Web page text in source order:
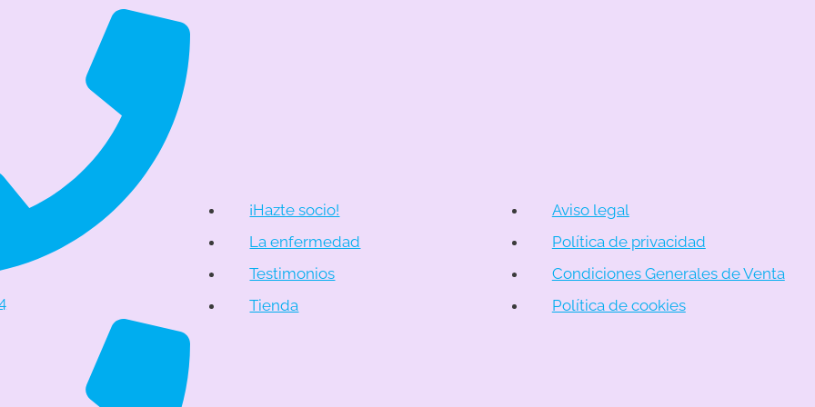
¡Hazte socio!
La enfermedad
Testimonios
Tienda
Aviso legal
Política de privacidad
Condiciones Generales de Venta
Política de cookies